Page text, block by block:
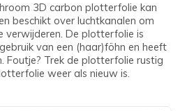
3D carbon plotterfolie kan
beschikt over luchtkanalen om
verwijderen. De plotterfolie is
van een (haar)föhn en heeft
Foutje? Trek de plotterfolie rustig
weer als nieuw is.